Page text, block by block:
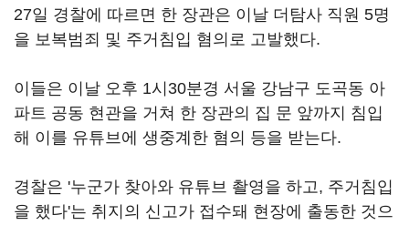
27일 경찰에 따르면 한 장관은 이날 더탐사 직원 5명
을 보복범죄 및 주거침입 혐의로 고발했다.
이들은 이날 오후 1시30분경 서울 강남구 도곡동 아
파트 공동 현관을 거쳐 한 장관의 집 문 앞까지 침입
해 이를 유튜브에 생중계한 혐의 등을 받는다.
경찰은 '누군가 찾아와 유튜브 촬영을 하고, 주거침입
을 했다'는 취지의 신고가 접수돼 현장에 출동한 것으